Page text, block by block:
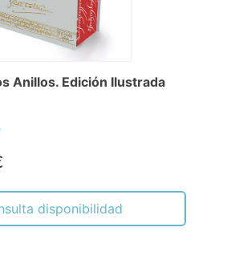
Anillos. Edición Ilustrada
disponibilidad